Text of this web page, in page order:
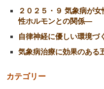
２０２５・９ 気象病が
性ホルモンとの関係―
自律神経に優しい環境づ
気象病治療に効果のある
カテゴリー